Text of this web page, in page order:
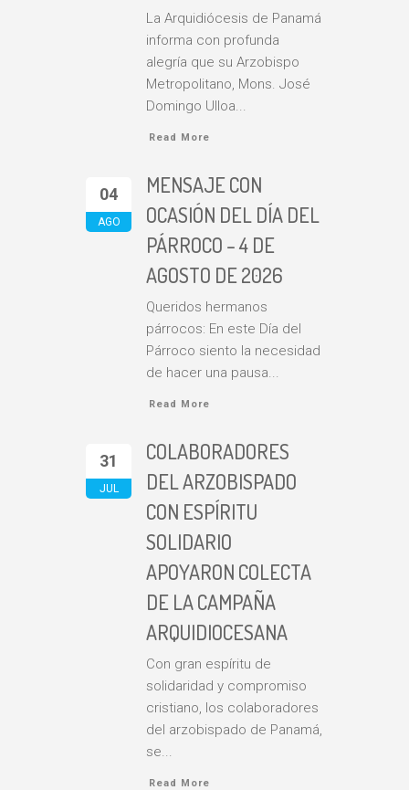
La Arquidiócesis de Panamá
informa con profunda
alegría que su Arzobispo
Metropolitano, Mons. José
Domingo Ulloa...
Read More
04
AGO
MENSAJE CON
OCASIÓN DEL DÍA DEL
PÁRROCO – 4 DE
AGOSTO DE 2026
Queridos hermanos
párrocos: En este Día del
Párroco siento la necesidad
de hacer una pausa...
Read More
31
JUL
COLABORADORES
DEL ARZOBISPADO
CON ESPÍRITU
SOLIDARIO
APOYARON COLECTA
DE LA CAMPAÑA
ARQUIDIOCESANA
Con gran espíritu de
solidaridad y compromiso
cristiano, los colaboradores
del arzobispado de Panamá,
se...
Read More